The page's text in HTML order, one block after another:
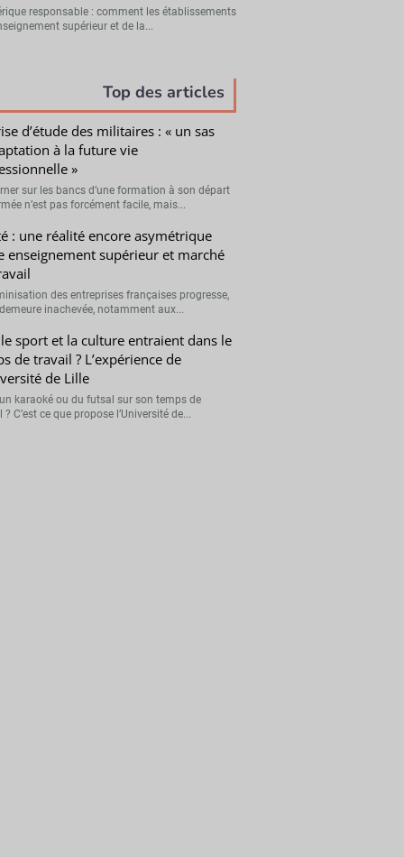
responsable : comment les établissements
supérieur et de la...
Top des articles
d’étude des militaires : « un sas
à la future vie
»
sur les bancs d’une formation à son départ
n’est pas forcément facile, mais...
: une réalité encore asymétrique
enseignement supérieur et marché
des entreprises françaises progresse,
inachevée, notamment aux...
le sport et la culture entraient dans le
de travail ? L’expérience de
de Lille
karaoké ou du futsal sur son temps de
C’est ce que propose l’Université de...